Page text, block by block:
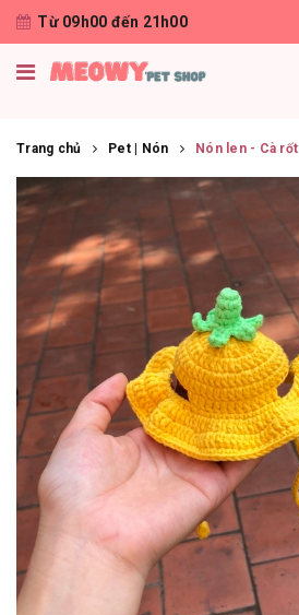
Từ 09h00 đến 21h00
Trang chủ Pet | Nón Nón len - Cà rốt